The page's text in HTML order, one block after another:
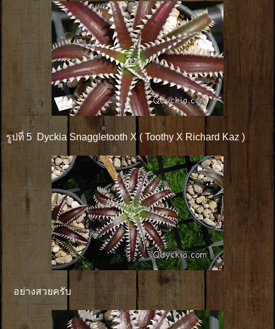
รูปที่ 5 Dyckia Snaggletooth X ( Toothy X Richard Kaz )
อย่างสวยครับ